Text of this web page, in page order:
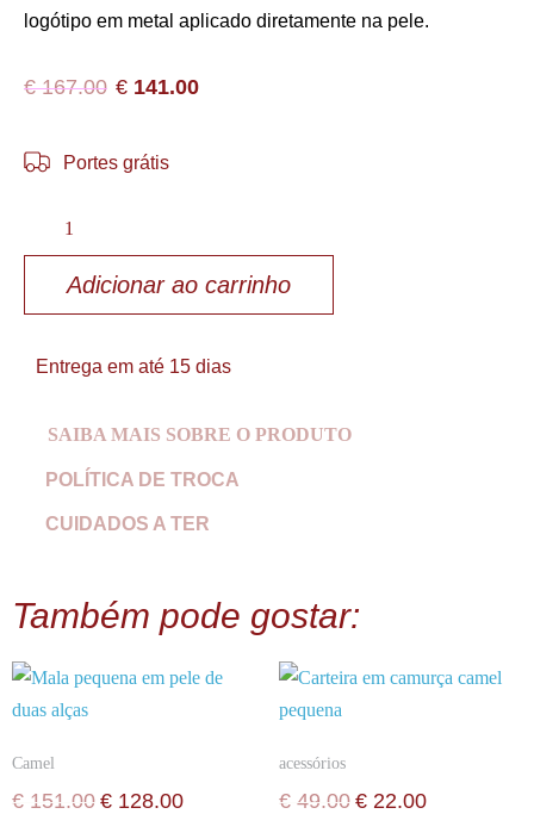
logótipo em metal aplicado diretamente na pele.
€167.00 € 141.00
Portes grátis
Adicionar ao carrinho
Entrega em até 15 dias
SAIBA MAIS SOBRE O PRODUTO
Exterior: 100% pele bovina Interior: 52% Algodão; 48%
Poliester
POLÍTICA DE TROCA
CUIDADOS A TER
Também pode gostar:
Camel
€ 151.00 € 128.00
acessórios
€ 49.00 € 22.00